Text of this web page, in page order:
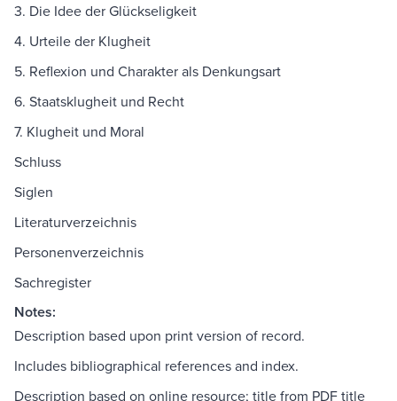
3. Die Idee der Glückseligkeit
4. Urteile der Klugheit
5. Reflexion und Charakter als Denkungsart
6. Staatsklugheit und Recht
7. Klugheit und Moral
Schluss
Siglen
Literaturverzeichnis
Personenverzeichnis
Sachregister
Notes:
Description based upon print version of record.
Includes bibliographical references and index.
Description based on online resource; title from PDF title